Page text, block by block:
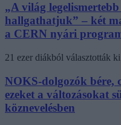
„A világ
hallgathatjuk” – két
a CERN nyári
21 ezer diákból választották
NOKS-dolgozók bére,
ezeket a változásokat
köznevelésben